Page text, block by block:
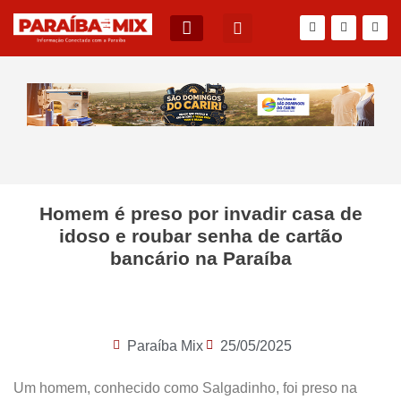
Homem é preso por invadir casa de
idoso e roubar senha de cartão
bancário na Paraíba
Paraíba Mix 25/05/2025
Um homem, conhecido como Salgadinho, foi preso na